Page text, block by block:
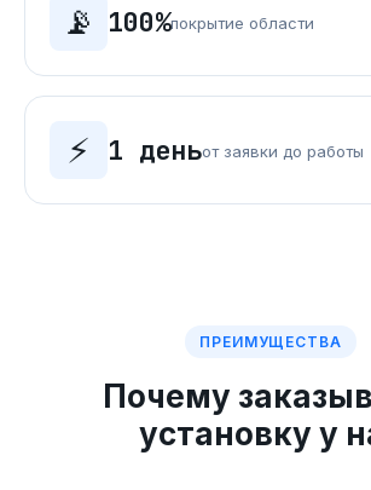
📡 100%покрытие области
⚡ 1 деньот заявки до работы
ПРЕИМУЩЕСТВА
Почему
установку у